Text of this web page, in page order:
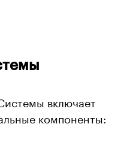
включает
компоненты: